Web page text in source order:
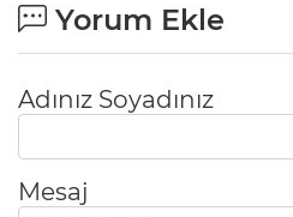
Yorum Ekle
Adınız Soyadınız
Mesaj